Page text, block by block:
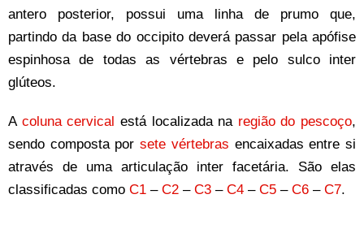
antero posterior, possui uma linha de prumo que,
partindo da base do occipito deverá passar pela apófise
espinhosa de todas as vértebras e pelo sulco inter
glúteos.
A coluna cervical está localizada na região do pescoço,
sendo composta porsete vértebras encaixadas entre si
através de uma articulação inter facetária. São elas
classificadas como C1 – C2 – C3 – C4 – C5 – C6 – C7.